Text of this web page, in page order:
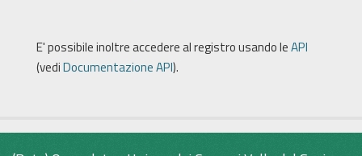
E' possibile inoltre accedere al registro usando leAPI
(vediDocumentazione API).